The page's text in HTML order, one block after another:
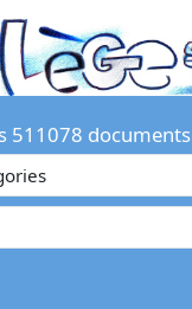
511078 documents